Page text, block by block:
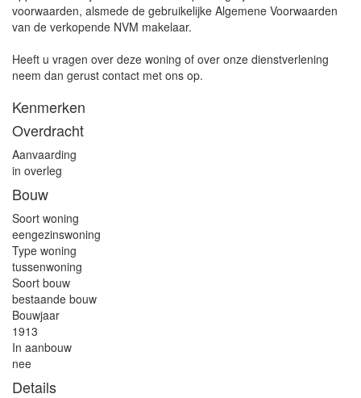
voorwaarden, alsmede de gebruikelijke Algemene Voorwaarden
van de verkopende NVM makelaar.
Heeft u vragen over deze woning of over onze dienstverlening
neem dan gerust contact met ons op.
Kenmerken
Overdracht
Aanvaarding
in overleg
Bouw
Soort woning
eengezinswoning
Type woning
tussenwoning
Soort bouw
bestaande bouw
Bouwjaar
1913
In aanbouw
nee
Details